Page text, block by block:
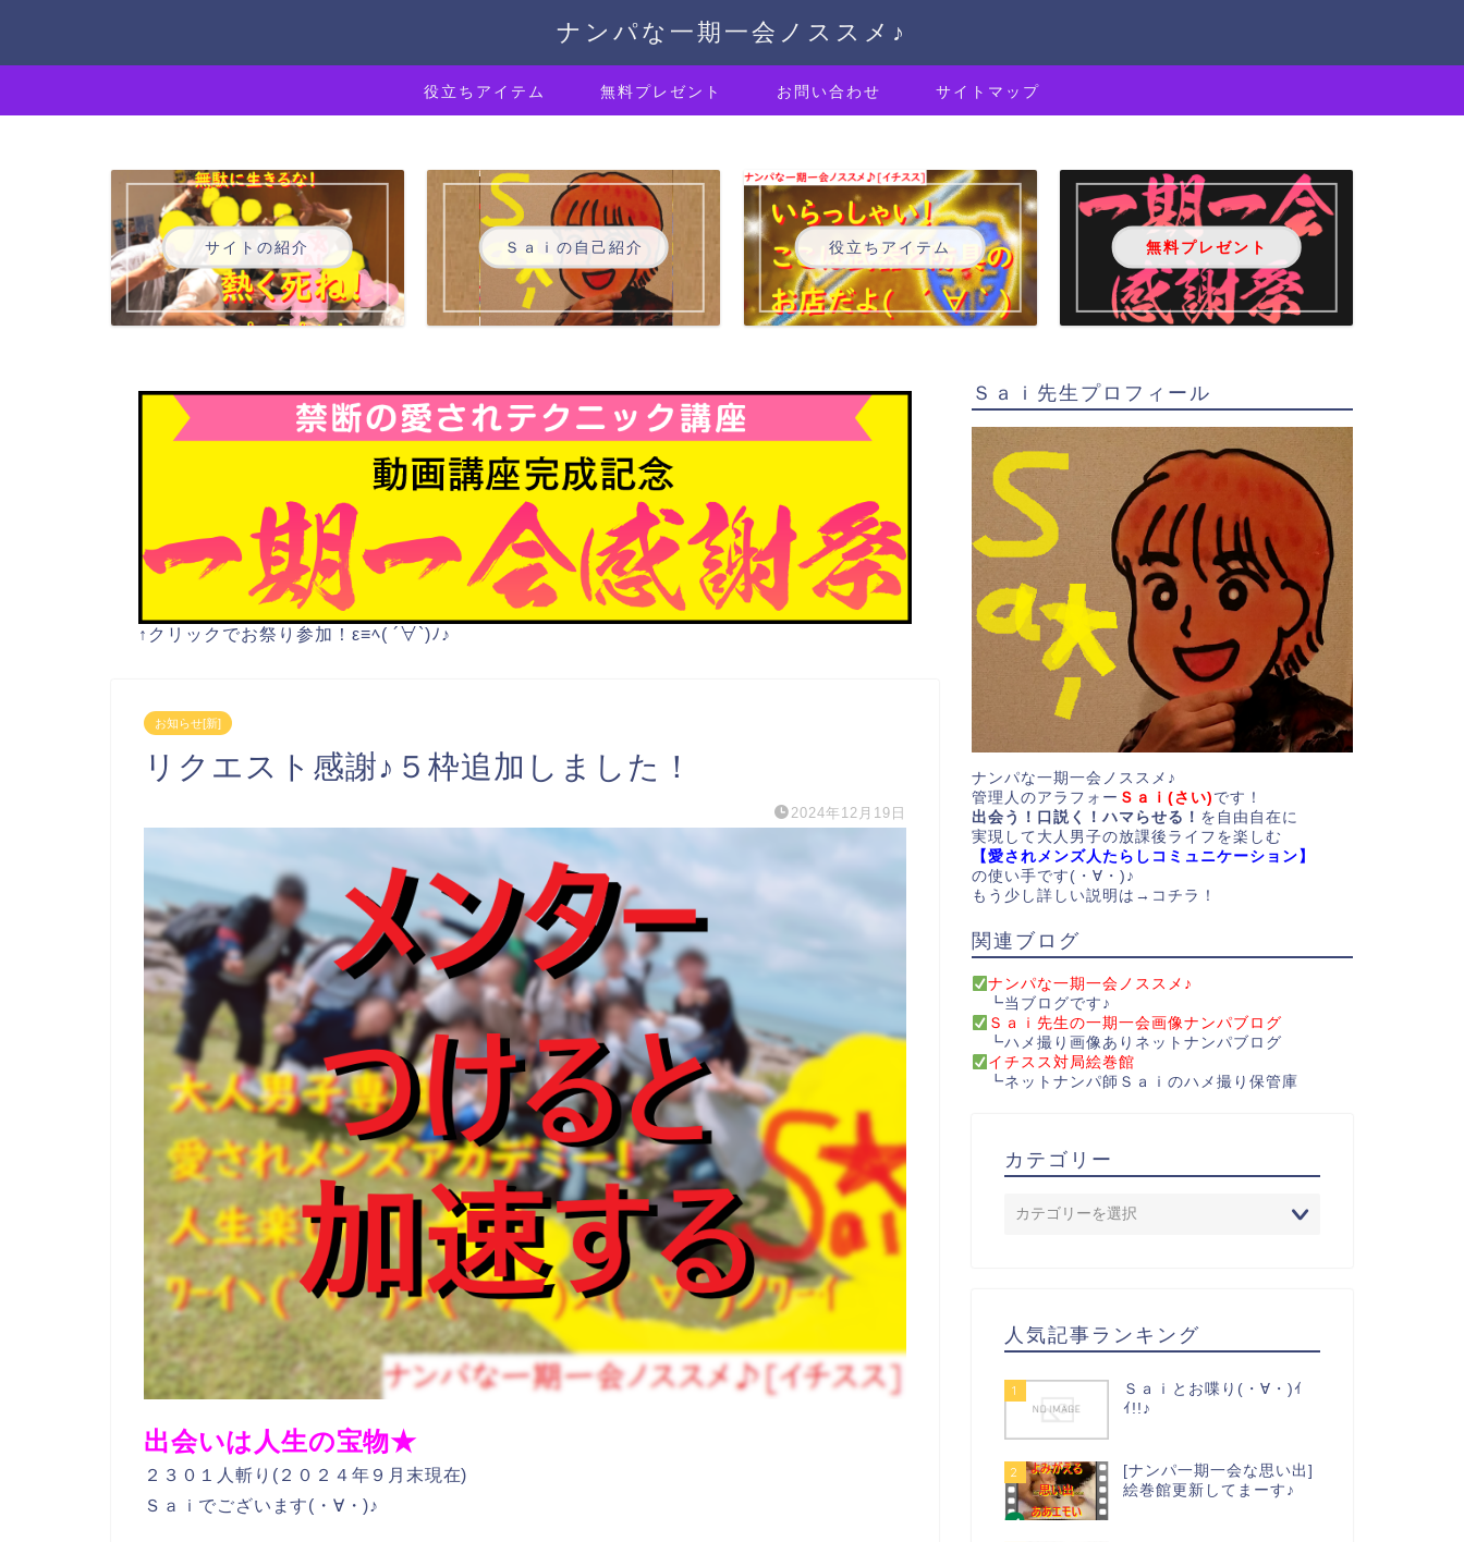
ナンパな一期一会ノススメ♪
役立ちアイテム 無料プレゼント お問い合わせ サイトマップ
サイトの紹介 Ｓａｉの自己紹介 役立ちアイテム 無料プレゼント
↑クリックでお祭り参加！ε≡ﾍ( ´∀`)ﾉ♪
お知らせ[新]
リクエスト感謝♪５枠追加しました！
2024年12月19日
出会いは人生の宝物★
２３０１人斬り(２０２４年９月末現在)
Ｓａｉでございます(・∀・)♪
Ｓａｉ先生プロフィール
ナンパな一期一会ノススメ♪
管理人のアラフォー Ｓａｉ(さい) です！
出会う！口説く！ハマらせる！ を自由自在に
実現して大人男子の放課後ライフを楽しむ
【愛されメンズ人たらしコミュニケーション】
の使い手です(・∀・)♪
もう少し詳しい説明は→ コチラ！
関連ブログ
ナンパな一期一会ノススメ♪
┗当ブログです♪
Ｓａｉ先生の一期一会画像ナンパブログ
┗ハメ撮り画像ありネットナンパブログ
イチスス対局絵巻館
┗ネットナンパ師Ｓａｉのハメ撮り保管庫
カテゴリー
人気記事ランキング
1
Ｓａｉとお喋り(・∀・)ｲ
ｲ!!♪
2
[ナンパ一期一会な思い出]
絵巻館更新してまーす♪